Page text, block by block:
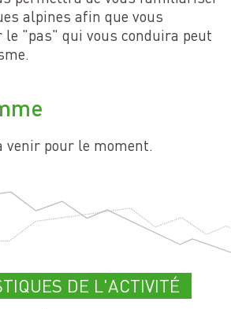
alpines afin que vous
"pas" qui vous conduira peut
venir pour le moment.
DE L'ACTIVITÉ